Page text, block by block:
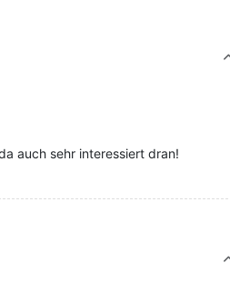
auch sehr interessiert dran!